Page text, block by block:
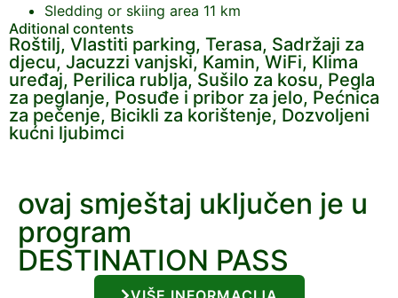
Sledding or skiing area 11 km
Aditional contents
Roštilj, Vlastiti parking, Terasa, Sadržaji za
djecu, Jacuzzi vanjski, Kamin, WiFi, Klima
uređaj, Perilica rublja, Sušilo za kosu, Pegla
za peglanje, Posuđe i pribor za jelo, Pećnica
za pečenje, Bicikli za korištenje, Dozvoljeni
kućni ljubimci
ovaj smještaj uključen je u
program
DESTINATION PASS